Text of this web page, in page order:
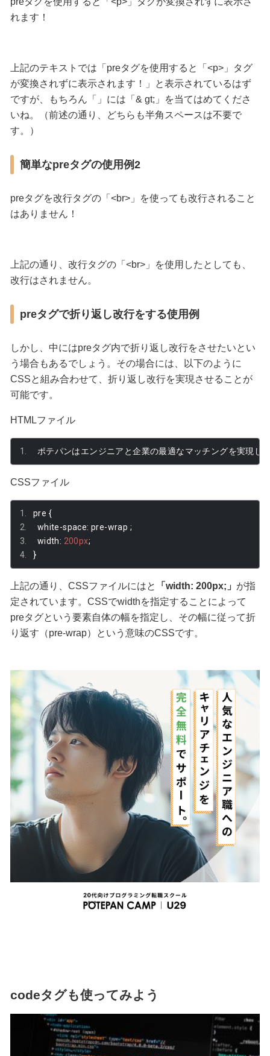
れます！
上記のテキストでは「preタグを使用すると「<p>」タグ
が変換されずに表示されます！」と表示されているはず
ですが、もちろん「」には「& gt;」を当てはめてくださ
いね。（前述の通り、どちらも半角スペースは不要で
す。）
簡単なpreタグの使用例2
preタグを改行タグの「<br>」を使っても改行されること
はありません！
上記の通り、改行タグの「<br>」を使用したとしても、
改行はされません。
preタグで折り返し改行をする使用例
しかし、中にはpreタグ内で折り返し改行をさせたいとい
う場合もあるでしょう。その場合には、以下のように
CSSと組み合わせて、折り返し改行を実現させることが
可能です。
HTMLファイル
ポテパンはエンジニアと企業の最適なマッチングを実現
CSSファイル
pre {
  white
-space: pre-wrap ;
  width
: 200px;
}
上記の通り、CSSファイルにはと 「width: 200px;」 が指
定されています。CSSでwidthを指定することによって
preタグという要素自体の幅を指定し、その幅に従って折
り返す（pre-wrap）という意味のCSSです。
codeタグも使ってみよう